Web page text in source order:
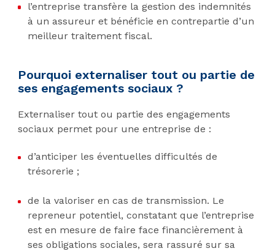
l’entreprise transfère la gestion des indemnités
à un assureur et bénéficie en contrepartie d’un
meilleur traitement fiscal.
Pourquoi externaliser tout ou partie de
ses engagements sociaux ?
Externaliser tout ou partie des engagements
sociaux permet pour une entreprise de :
d’anticiper les éventuelles difficultés de
trésorerie ;
de la valoriser en cas de transmission. Le
repreneur potentiel, constatant que l’entreprise
est en mesure de faire face financièrement à
ses obligations sociales, sera rassuré sur sa